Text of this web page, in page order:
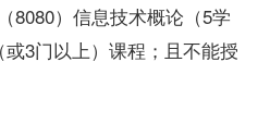
8080）信息技术概论（5学
3门以上）课程；且不能授